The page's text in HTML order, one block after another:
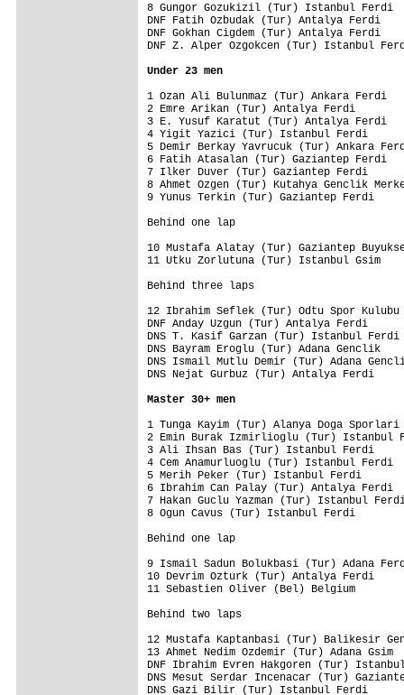
8 Gungor Gozukizil
DNF Fatih Ozbudak
DNF Gokhan Cigdem
DNF Z. Alper Ozgokcen
Under 23 men
1 Ozan Ali Bulunmaz (Tur) Ankara
2 Emre Arikan (Tur) Antalya Ferdi
3 E. Yusuf Karatut (Tur) Antalya
4 Yigit Yazici (Tur) Istanbul Ferdi
5 Demir Berkay Yavrucuk (Tur)
6 Fatih Atasalan (Tur) Gaziantep
7 Ilker Duver (Tur) Gaziantep
8 Ahmet Ozgen (Tur) Kutahya Genclik
9 Yunus Terkin (Tur) Gaziantep
Behind one lap
10 Mustafa Alatay (Tur) Gaziantep
11 Utku Zorlutuna (Tur)
Behind three laps
12 Ibrahim Seflek (Tur)
DNF Anday Uzgun
DNS T. Kasif Garzan
DNS Bayram Eroglu
DNS Ismail Mutlu Demir
DNS Nejat Gurbuz
Master 30+ men
1 Tunga Kayim (Tur) Alanya Doga
2 Emin Burak Izmirlioglu (Tur)
3 Ali Ihsan Bas (Tur) Istanbul
4 Cem Anamurluoglu (Tur) Istanbul
5 Merih Peker (Tur) Istanbul Ferdi
6 Ibrahim Can Palay (Tur) Antalya
7 Hakan Guclu Yazman (Tur)
8 Ogun Cavus (Tur) Istanbul Ferdi
Behind one lap
9 Ismail Sadun Bolukbasi
10 Devrim Ozturk
11 Sebastien Oliver
Behind two laps
12 Mustafa Kaptanbasi
13 Ahmet Nedim Ozdemir
DNF Ibrahim Evren Hakgoren
DNS Mesut Serdar Incenacar
DNS Gazi Bilir (Tur)